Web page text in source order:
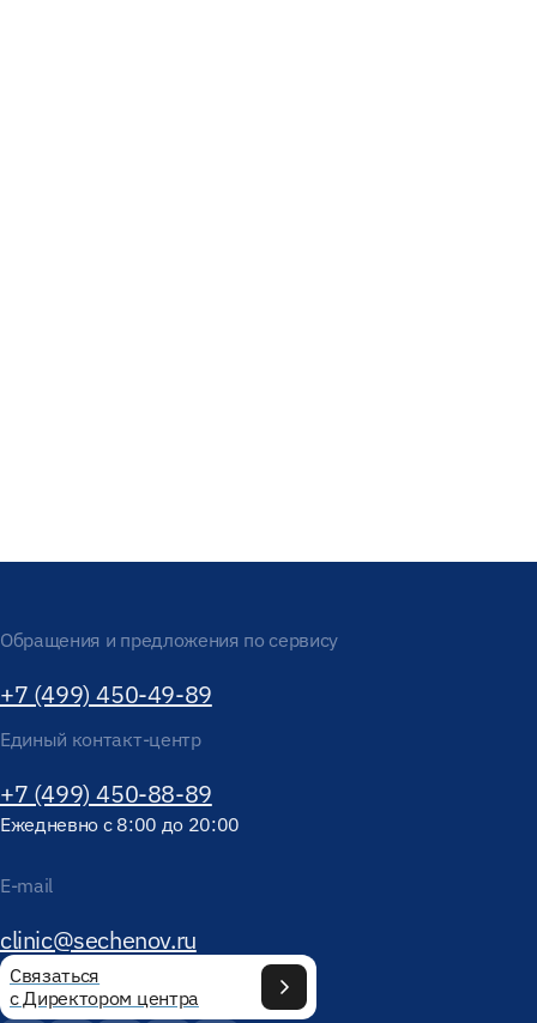
Обращения и предложения по сервису
+7 (499) 450-49-89
Единый контакт-центр
+7 (499) 450-88-89
Ежедневно с 8:00 до 20:00
E-mail
clinic@sechenov.ru
Связаться
с Директором центра